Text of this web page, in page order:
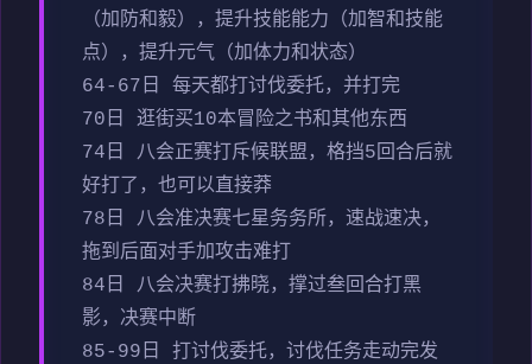
（加防和毅），提升技能能力（加智和技能
点），提升元气（加体力和状态）
64-67日 每天都打讨伐委托，并打完
70日 逛街买10本冒险之书和其他东西
74日 八会正赛打斥候联盟，格挡5回合后就
好打了，也可以直接莽
78日 八会准决赛七星务务所，速战速决，
拖到后面对手加攻击难打
84日 八会决赛打拂晓，撑过叁回合打黑
影，决赛中断
85-99日 打讨伐委托，讨伐任务走动完发